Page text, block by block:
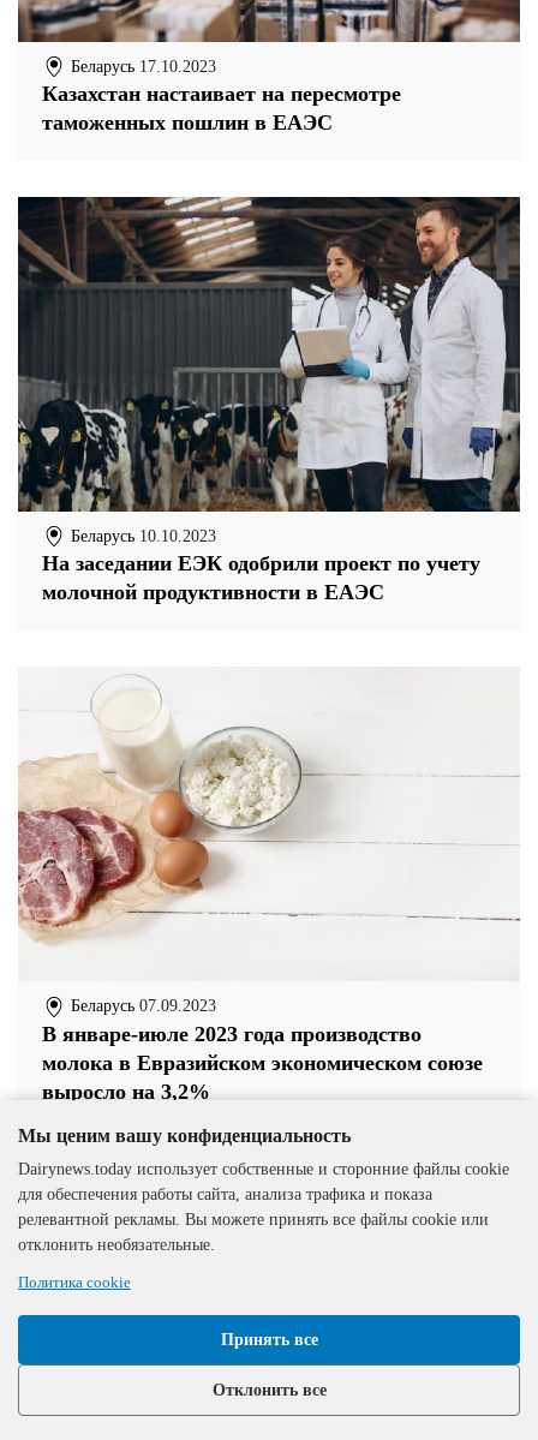
Беларусь 17.10.2023
Казахстан настаивает на пересмотре
таможенных пошлин в ЕАЭС
Беларусь 10.10.2023
На заседании ЕЭК одобрили проект по учету
молочной продуктивности в ЕАЭС
Беларусь 07.09.2023
В январе-июле 2023 года производство
молока в Евразийском экономическом союзе
выросло на 3,2%
Мы ценим вашу конфиденциальность
Dairynews.today использует собственные и сторонние файлы cookie
для обеспечения работы сайта, анализа трафика и показа
релевантной рекламы. Вы можете принять все файлы cookie или
отклонить необязательные.
Политика cookie
Принять все
Отклонить все